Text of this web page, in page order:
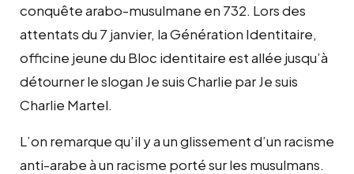
conquête arabo-musulmane en 732. Lors des
attentats du 7 janvier, la Génération Identitaire,
officine jeune du Bloc identitaire est allée jusqu’à
détourner le slogan Je suis Charlie par Je suis
Charlie Martel.
L’on remarque qu’il y a un glissement d’un racisme
anti-arabe à un racisme porté sur les musulmans.